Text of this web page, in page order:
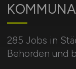
285 Jobs in
Behörden und